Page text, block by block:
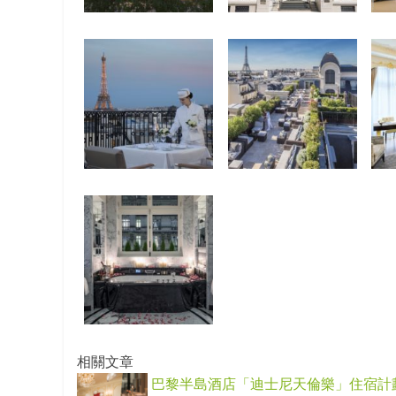
相關文章
巴黎半島酒店「迪士尼天倫樂」住宿計